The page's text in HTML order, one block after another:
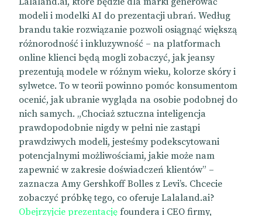
modeli i modelki AI do prezentacji ubrań. Według
brandu takie rozwiązanie pozwoli osiągnąć większą
różnorodność i inkluzywność – na platformach
online klienci będą mogli zobaczyć, jak jeansy
prezentują modele w różnym wieku, kolorze skóry i
sylwetce. To w teorii powinno pomóc konsumentom
ocenić, jak ubranie wygląda na osobie podobnej do
nich samych. „Chociaż sztuczna inteligencja
prawdopodobnie nigdy w pełni nie zastąpi
prawdziwych modeli, jesteśmy podekscytowani
potencjalnymi możliwościami, jakie może nam
zapewnić w zakresie doświadczeń klientów” –
zaznacza Amy Gershkoff Bolles z Levi’s. Chcecie
zobaczyć próbkę tego, co oferuje Lalaland.ai?
Obejrzyjcie prezentację foundera i CEO firmy,